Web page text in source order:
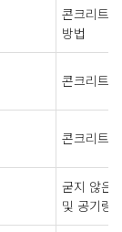
콘크리트
방법
콘크리트
콘크리트
굳지 않은
및 공기량